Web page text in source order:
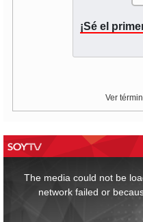
¡Sé el
Ver
The media could not be
network failed or